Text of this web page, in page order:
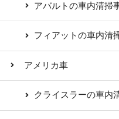
アバルトの車内清掃
フィアットの車内清
アメリカ車
クライスラーの車内